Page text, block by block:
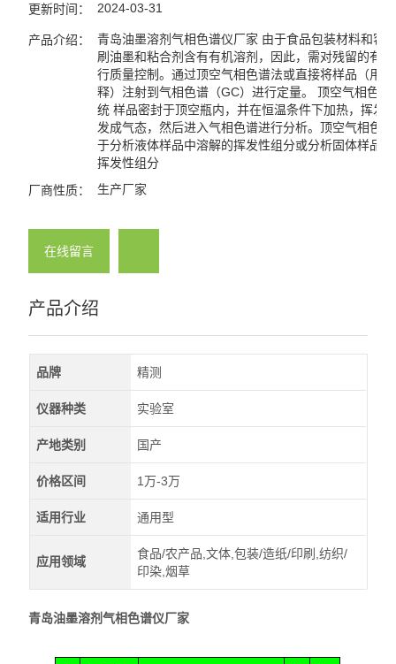
更新时间： 2024-03-31
产品介绍：
青岛油墨溶剂气相色谱仪厂家 由于食品包装材料和容
刷油墨和粘合剂含有有机溶剂，因此，需对残留的有
行质量控制。通过顶空气相色谱法或直接将样品（用
释）注射到气相色谱（GC）进行定量。 顶空气相色谱
统 样品密封于顶空瓶内，并在恒温条件下加热，挥发
发成气态，然后进入气相色谱进行分析。顶空气相色
于分析液体样品中溶解的挥发性组分或分析固体样品
挥发性组分
厂商性质： 生产厂家
在线留言
产品介绍
品牌 精测
仪器种类 实验室
产地类别 国产
价格区间 1万-3万
适用行业 通用型
应用领域
食品/农产品,文体,包装/造纸/印刷,纺织/
印染,烟草
青岛油墨溶剂气相色谱仪厂家